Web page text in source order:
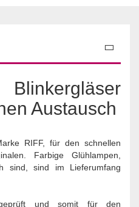
Austausch
RIFF, für den schnellen
Farbige Glühlampen,
sind, sind im Lieferumfang
und somit für den